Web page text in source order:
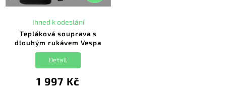
Tepláková souprava s
dlouhým rukávem Vespa
Ihned k odeslání
1 997 Kč
Detail